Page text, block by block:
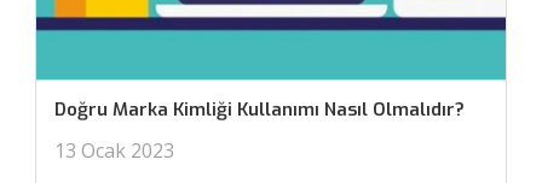
Doğru Marka Kimliği Kullanımı Nasıl Olmalıdır?
13 Ocak 2023